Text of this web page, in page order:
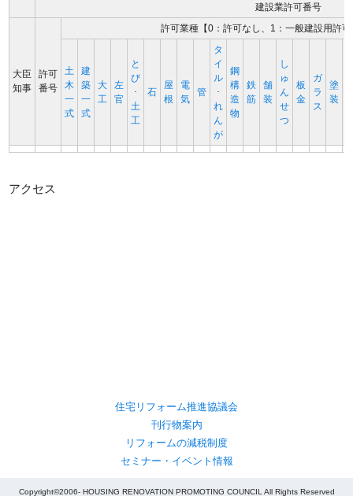
建設業許可番号
大臣
知事
許可
番号
許可業種【0：許可なし、1：一般建設用許
土
木
一
式
建
築
一
式
大
工
左
官
と
び
･
土
工
石
屋
根
電
気
管
タ
イ
ル
･
れ
ん
が
鋼
構
造
物
鉄
筋
舗
装
し
ゅ
ん
せ
つ
板
金
ガ
ラ
ス
塗
装
アクセス
住宅リフォーム推進協議会
刊行物案内
リフォームの減税制度
セミナー・イベント情報
Copyright©2006- HOUSING RENOVATION PROMOTING COUNCIL All Rights Reserved